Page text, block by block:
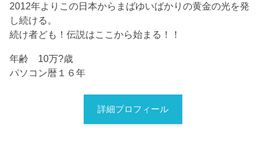
2012年よりこの日本からまばゆいばかりの黄金の光を発
し続ける。
続け者ども！伝説はここから始まる！！
年齢 10万?歳
パソコン暦１６年
詳細プロフィール